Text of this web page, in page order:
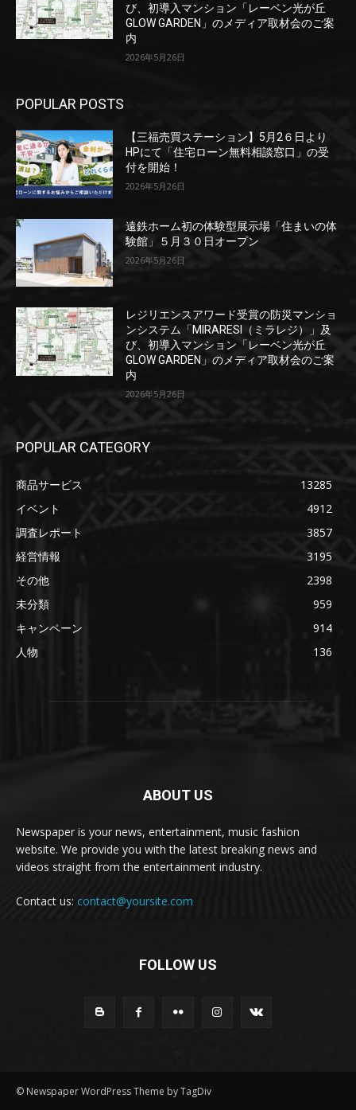
び、初導入マンション「レーベン光が丘
GLOW GARDEN」のメディア取材会のご案
内
2026年5月26日
POPULAR POSTS
【三福売買ステーション】5月2６日より
HPにて「住宅ローン無料相談窓口」の受
付を開始！
2026年5月26日
遠鉄ホーム初の体験型展示場「住まいの体
験館」５月３０日オープン
2026年5月26日
レジリエンスアワード受賞の防災マンショ
ンシステム「MIRARESI（ミラレジ）」及
び、初導入マンション「レーベン光が丘
GLOW GARDEN」のメディア取材会のご案
内
2026年5月26日
POPULAR CATEGORY
商品サービス
13285
イベント
4912
調査レポート
3857
経営情報
3195
その他
2398
未分類
959
キャンペーン
914
人物
136
ABOUT US
Newspaper is your news, entertainment, music fashion
website. We provide you with the latest breaking news and
videos straight from the entertainment industry.
Contact us: contact@yoursite.com
FOLLOW US
© Newspaper WordPress Theme by TagDiv